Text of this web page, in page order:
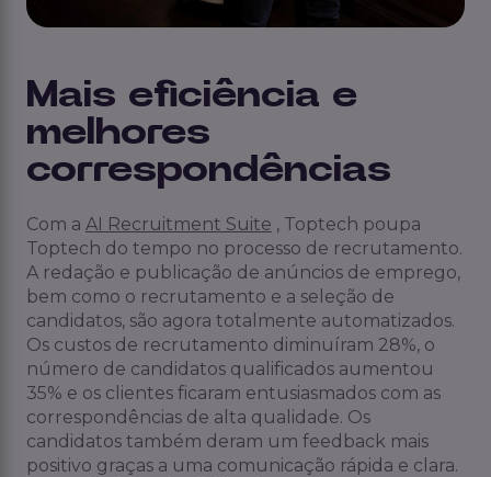
Mais eficiência e
melhores
correspondências
Com a AI Recruitment Suite , Toptech poupa
Toptech do tempo no processo de recrutamento.
A redação e publicação de anúncios de emprego,
bem como o recrutamento e a seleção de
candidatos, são agora totalmente automatizados.
Os custos de recrutamento diminuíram 28%, o
número de candidatos qualificados aumentou
35% e os clientes ficaram entusiasmados com as
correspondências de alta qualidade. Os
candidatos também deram um feedback mais
positivo graças a uma comunicação rápida e clara.